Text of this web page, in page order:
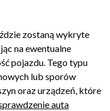
zostaną wykryte
na ewentualne
pojazdu. Tego typu
lub sporów
oraz urządzeń, które
auta